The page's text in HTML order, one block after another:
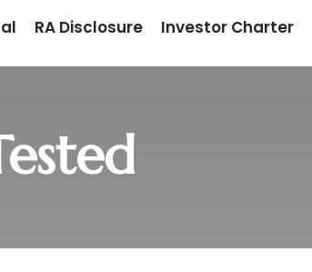
RA Disclosure Investor Charter